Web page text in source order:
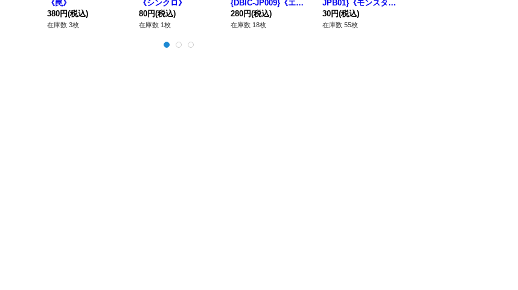
《罠》
380円(税込)
在庫数 3枚
《シンクロ》
80円(税込)
在庫数 1枚
{DBIC-JP009}《エク
シーズ》
280円(税込)
在庫数 18枚
JPB01}《モンスタ
ー》
30円(税込)
在庫数 55枚